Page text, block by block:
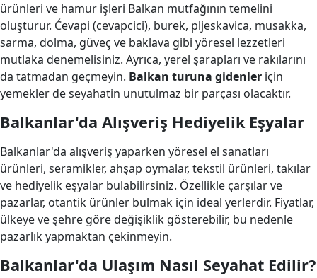
ürünleri ve hamur işleri Balkan mutfağının temelini
oluşturur. Ćevapi (cevapcici), burek, pljeskavica, musakka,
sarma, dolma, güveç ve baklava gibi yöresel lezzetleri
mutlaka denemelisiniz. Ayrıca, yerel şarapları ve rakılarını
da tatmadan geçmeyin. Balkan turuna gidenler için
yemekler de seyahatin unutulmaz bir parçası olacaktır.
Balkanlar'da Alışveriş Hediyelik Eşyalar
Balkanlar'da alışveriş yaparken yöresel el sanatları
ürünleri, seramikler, ahşap oymalar, tekstil ürünleri, takılar
ve hediyelik eşyalar bulabilirsiniz. Özellikle çarşılar ve
pazarlar, otantik ürünler bulmak için ideal yerlerdir. Fiyatlar,
ülkeye ve şehre göre değişiklik gösterebilir, bu nedenle
pazarlık yapmaktan çekinmeyin.
Balkanlar'da Ulaşım Nasıl Seyahat Edilir?